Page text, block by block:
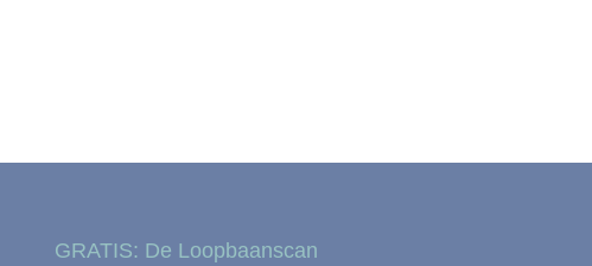
GRATIS: De Loopbaanscan